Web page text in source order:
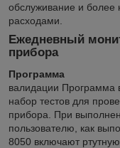
обслуживание и более
расходами.
Ежедневный
прибора
Программа
валидации Программа
набор тестов для
прибора. При
пользователю, как
8050 включают